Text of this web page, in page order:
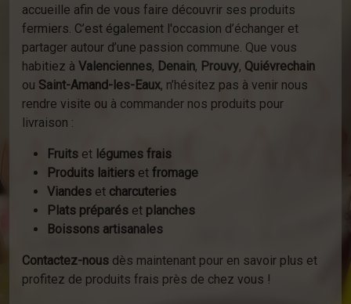
accueille afin de vous faire découvrir ses produits
fermiers. C’est également l'occasion d’échanger et
partager autour d’une passion commune. Que vous
habitiez à Valenciennes, Denain, Prouvy, Quiévrechain
ou Saint-Amand-les-Eaux, n’hésitez pas à venir nous
rendre visite ou à commander nos produits pour
livraison :
Fruits et légumes frais
Produits laitiers et fromage
Viandes et charcuteries
Plats préparés et planches
Boissons artisanales
Contactez-nous dès maintenant pour en savoir plus et
profitez de produits frais près de chez vous !